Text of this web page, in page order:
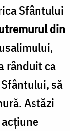
Sfân­tului
din
rânduit ca
să
Astăzi